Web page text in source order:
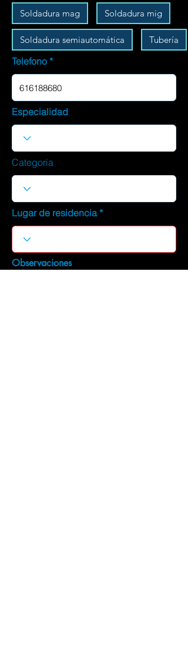
Soldadura mag Soldadura mig
Soldadura semiautomática Tubería
Telefono
Especialidad
Categoria
Lugar de residencia
Observaciones